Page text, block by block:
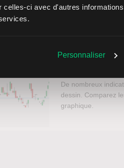
celles-ci avec d'autres
Personnaliser
de
De nombreux
dessin. Comparez
graphique.